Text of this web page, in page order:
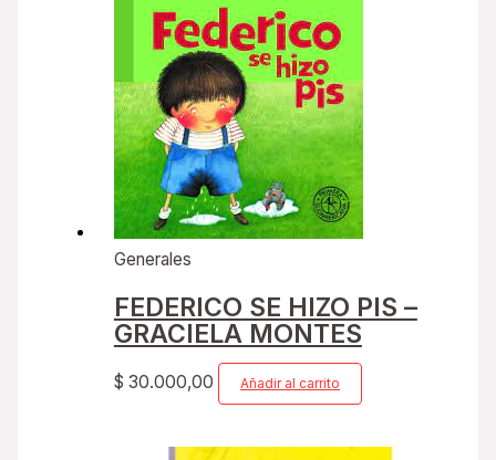
Generales
FEDERICO SE HIZO PIS –
GRACIELA MONTES
$ 30.000,00 Añadir al carrito